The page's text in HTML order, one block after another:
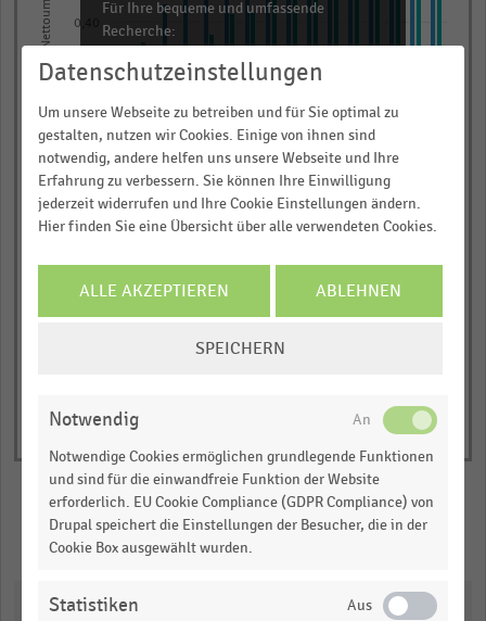
axis
displaying
categories.
16
categories.
The
chart
has
Milliarden
Range:
1.0920392278953923.
data
2009 2011 2013 2015 2017 2019 2021 2023
0,20
0,40
interactive
Für Ihre bequeme und umfassende
Recherche:
Über 300.000 Daten und Kennzahlen
Rund 25.000 Statistiken
Download als Excel, PNG, PDF
… und vieles mehr!
JETZT INFORMIEREN
Teilen
Datenschutzeinstellungen
Um unsere Webseite zu betreiben und für Sie optimal zu
gestalten, nutzen wir Cookies. Einige von ihnen sind
notwendig, andere helfen uns unsere Webseite und Ihre
Erfahrung zu verbessern. Sie können Ihre Einwilligung
jederzeit widerrufen und Ihre Cookie Einstellungen ändern.
Hier finden Sie eine Übersicht über alle verwendeten Cookies.
ALLE AKZEPTIEREN ABLEHNEN
SPEICHERN
Notwendig
Notwendige Cookies ermöglichen grundlegende Funktionen
und sind für die einwandfreie Funktion der Website
erforderlich. EU Cookie Compliance (GDPR Compliance) von
Drupal speichert die Einstellungen der Besucher, die in der
Cookie Box ausgewählt wurden.
Statistiken